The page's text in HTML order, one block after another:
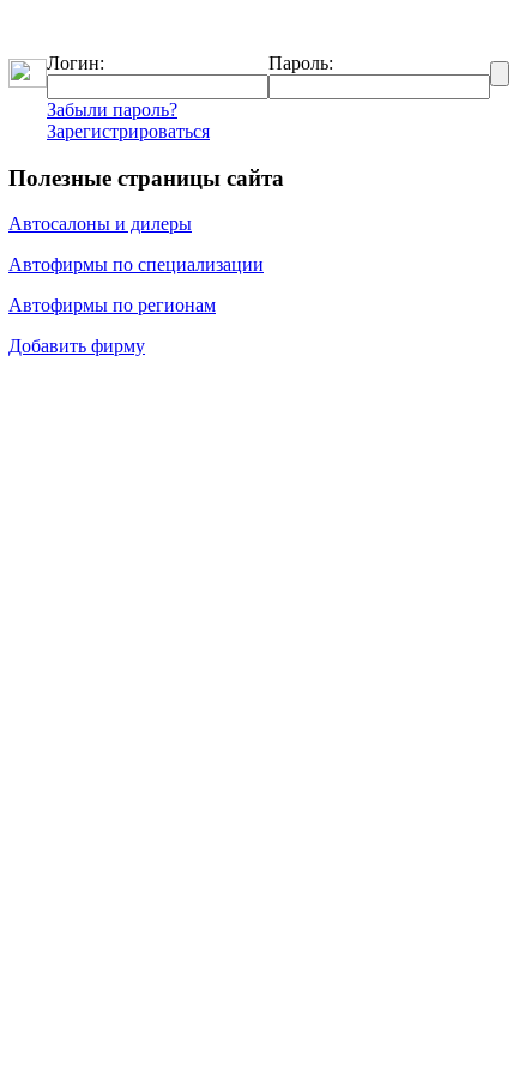
Логин: Пароль:
Забыли пароль?
Зарегистрироваться
Полезные страницы сайта
Автосалоны и дилеры
Автофирмы по специализации
Автофирмы по регионам
Добавить фирму